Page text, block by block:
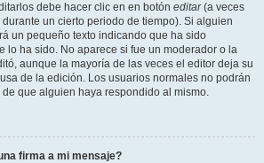
debe hacer clic en en botón editar(a veces
un cierto periodo de tiempo). Si alguien
un pequeño texto indicando que ha sido
lo ha sido. No aparece si fue un moderador o la
aunque la mayoría de las veces el editor deja su
de la edición. Los usuarios normales no podrán
que alguien haya respondido al mismo.
firma a mi mensaje?